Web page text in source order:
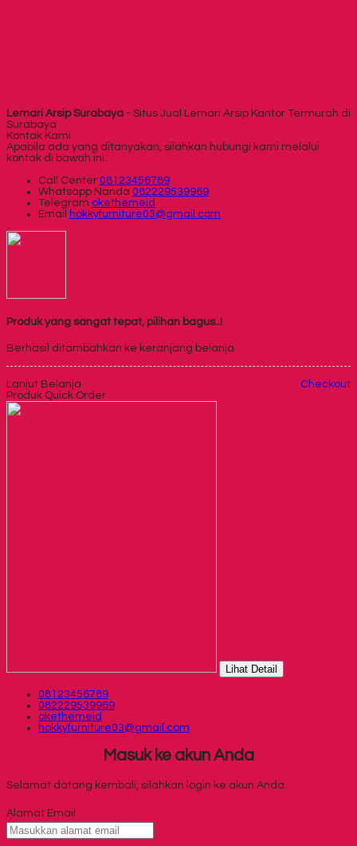
Lemari Arsip Surabaya - Situs Jual Lemari Arsip Kantor Termurah di
Surabaya
Kontak Kami
Apabila ada yang ditanyakan, silahkan hubungi kami melalui
kontak di bawah ini.
Call Center 08123456789
Whatsapp Nanda 082229539969
Telegram okethemeid
Email
hokkyfurniture03@gmail.com
Produk yang sangat tepat, pilihan bagus..!
Berhasil ditambahkan ke keranjang belanja
Lanjut Belanja
Checkout
Produk Quick Order
Lihat Detail
08123456789
082229539969
okethemeid
hokkyfurniture03@gmail.com
Masuk ke akun Anda
Selamat datang kembali, silahkan login ke akun Anda.
Alamat Email